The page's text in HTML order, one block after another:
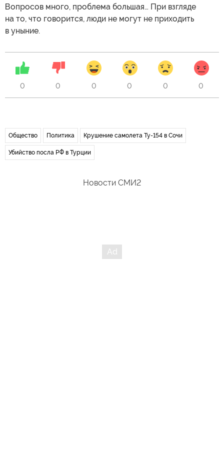
Вопросов много, проблема большая… При взгляде
на то, что говорится, люди не могут не приходить
в уныние.
0 0 0 0 0 0
Общество Политика Крушение самолета Ту-154 в Сочи
Убийство посла РФ в Турции
Новости СМИ2